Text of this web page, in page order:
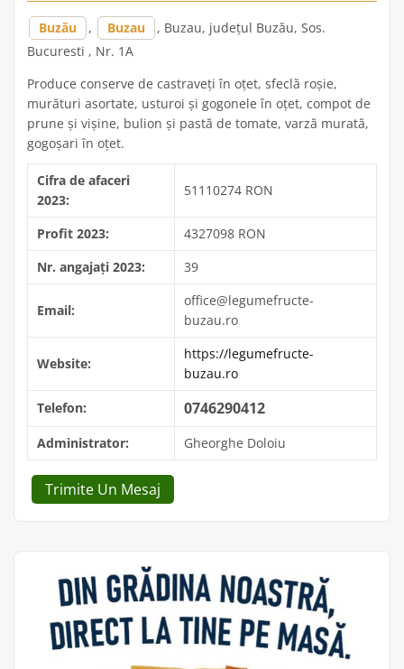
Buzău , Buzau
, Buzau, județul Buzău, Sos.
Bucuresti , Nr. 1A
Produce conserve de castraveți în oțet, sfeclă roșie,
murături asortate, usturoi și gogonele în oțet, compot de
prune și vișine, bulion și pastă de tomate, varză murată,
gogoșari în oțet.
Cifra de afaceri
2023:
51110274 RON
Profit 2023:
4327098 RON
Nr. angajați 2023:
39
Email:
office@legumefructe-
buzau.ro
Website:
https://legumefructe-
buzau.ro
Telefon:
0746290412
Administrator: Gheorghe Doloiu
Trimite Un Mesaj